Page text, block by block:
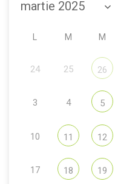
M M
24 25 26
3 4 5
10 11 12
17 18 19